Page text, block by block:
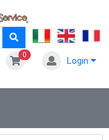
0
Login